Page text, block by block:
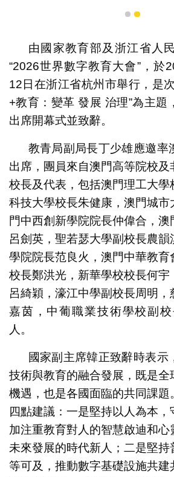
1 2
由國家教育部及浙江省人
“2026世界數字教育大會”，於
12日在浙江省杭州市舉行，是
+教育：變革 發展 治理”為主題
出席開幕式並致辭。
教青局副局長丁少雄應邀率
出席，團員來自澳門高等院校及
校長及代表，包括澳門理工大學
科技大學校長朱健康，澳門城市
門中西創新學院院長仲偉合，
呂劍英，聖若瑟大學副校長農
學院院長范良火，澳門中華教育
校長鄭洪光，新華學校校長何宇
呂綺穎，濠江中學副校長周明
嘉茵，中葡職業技術學校副
人。
國家副主席韓正致辭時表示
技術與教育的融合發展，既是全
機遇，也是各國面臨的共同課題
四點建議：一是堅持以人為本
加注重教育對人的智慧啟迪和
未來發展的時代新人；二是堅持
等可及，推動數字基礎設施共建